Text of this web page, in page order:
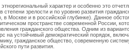
характер и особенно это
степени зрелости и по уровню развития
в Москве и в российской глубинке). Данное
пространстве современной России,
гражданского общества. Одним из
на устойчивый демократический порядок,
гражданское общество, современную
пути развития.